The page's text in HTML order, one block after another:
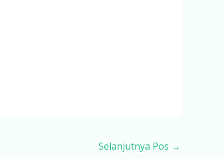
Selanjutnya Pos →